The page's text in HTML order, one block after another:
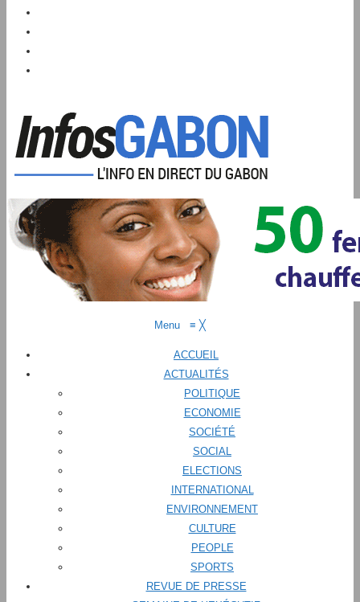
Menu ≡ ╳
ACCUEIL
ACTUALITÉS
POLITIQUE
ECONOMIE
SOCIÉTÉ
SOCIAL
ELECTIONS
INTERNATIONAL
ENVIRONNEMENT
CULTURE
PEOPLE
SPORTS
REVUE DE PRESSE